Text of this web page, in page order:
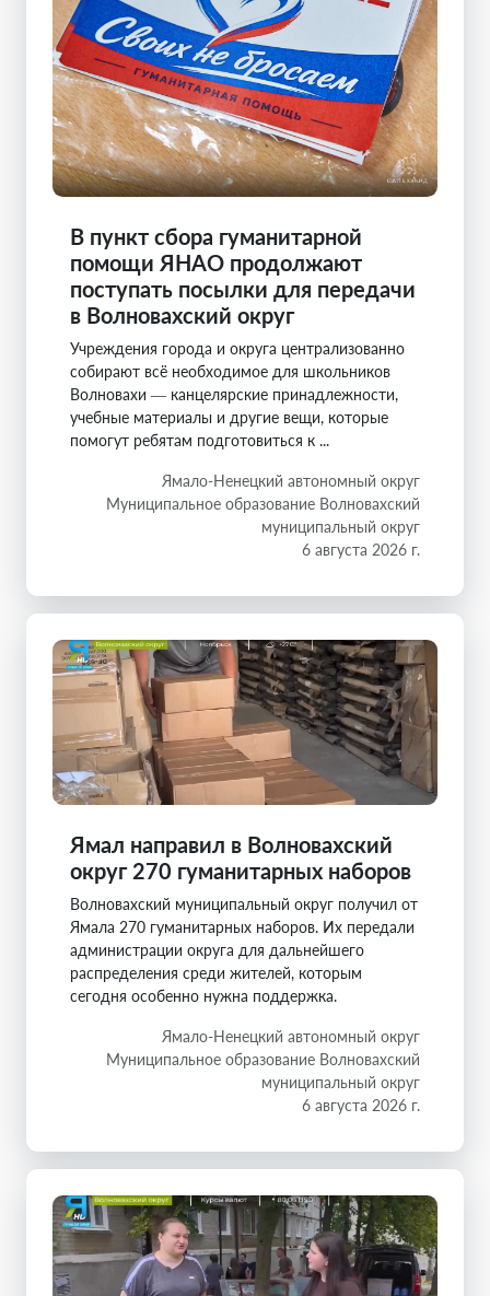
В пункт сбора гуманитарной
помощи ЯНАО продолжают
поступать посылки для передачи
в Волновахский округ
Учреждения города и округа централизованно
собирают всё необходимое для школьников
Волновахи — канцелярские принадлежности,
учебные материалы и другие вещи, которые
помогут ребятам подготовиться к ...
Ямало-Ненецкий автономный округ
Муниципальное образование Волновахский
муниципальный округ
6 августа 2026 г.
Ямал направил в Волновахский
округ 270 гуманитарных наборов
Волновахский муниципальный округ получил от
Ямала 270 гуманитарных наборов. Их передали
администрации округа для дальнейшего
распределения среди жителей, которым
сегодня особенно нужна поддержка.
Ямало-Ненецкий автономный округ
Муниципальное образование Волновахский
муниципальный округ
6 августа 2026 г.